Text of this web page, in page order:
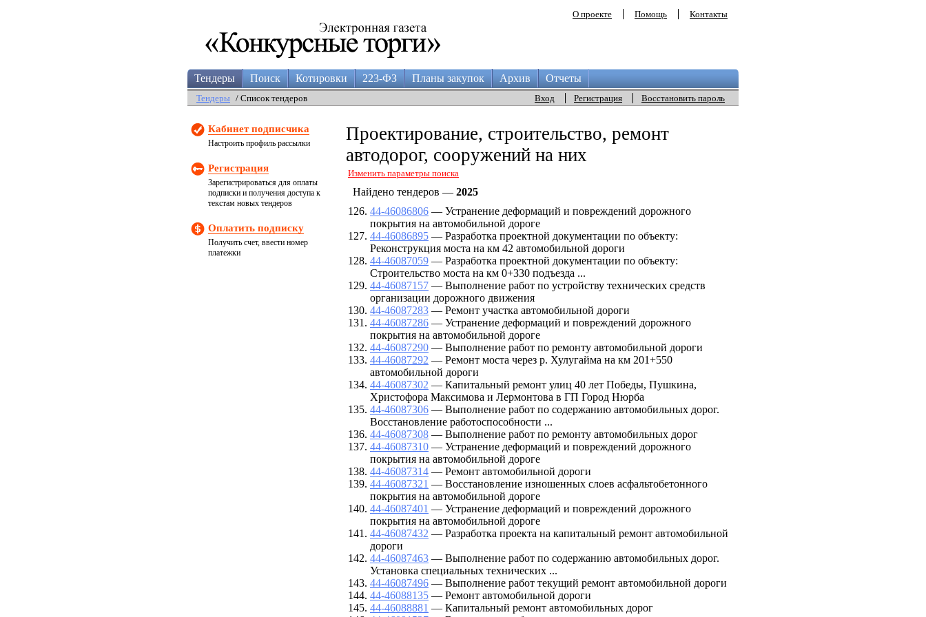
О проекте Помощь Контакты
Тендеры Поиск Котировки 223-ФЗ Планы закупок Архив Отчеты
Вход Регистрация Восстановить пароль
Тендеры / Список тендеров
Кабинет подписчика
Настроить профиль рассылки
Регистрация
Зарегистрироваться для оплаты
подписки и получения доступа к
текстам новых тендеров
Оплатить подписку
Получить счет, ввести номер
платежки
Проектирование, строительство, ремонт
автодорог, сооружений на них
Изменить параметры поиска
Найдено тендеров — 2025
44-46086806 — Устранение деформаций и повреждений дорожного
покрытия на автомобильной дороге
44-46086895 — Разработка проектной документации по объекту:
Реконструкция моста на км 42 автомобильной дороги
44-46087059 — Разработка проектной документации по объекту:
Строительство моста на км 0+330 подъезда ...
44-46087157 — Выполнение работ по устройству технических средств
организации дорожного движения
44-46087283 — Ремонт участка автомобильной дороги
44-46087286 — Устранение деформаций и повреждений дорожного
покрытия на автомобильной дороге
44-46087290 — Выполнение работ по ремонту автомобильной дороги
44-46087292 — Ремонт моста через р. Хулугайма на км 201+550
автомобильной дороги
44-46087302 — Капитальный ремонт улиц 40 лет Победы, Пушкина,
Христофора Максимова и Лермонтова в ГП Город Нюрба
44-46087306 — Выполнение работ по содержанию автомобильных дорог.
Восстановление работоспособности ...
44-46087308 — Выполнение работ по ремонту автомобильных дорог
44-46087310 — Устранение деформаций и повреждений дорожного
покрытия на автомобильной дороге
44-46087314 — Ремонт автомобильной дороги
44-46087321 — Восстановление изношенных слоев асфальтобетонного
покрытия на автомобильной дороге
44-46087401 — Устранение деформаций и повреждений дорожного
покрытия на автомобильной дороге
44-46087432 — Разработка проекта на капитальный ремонт автомобильной
дороги
44-46087463 — Выполнение работ по содержанию автомобильных дорог.
Установка специальных технических ...
44-46087496 — Выполнение работ текущий ремонт автомобильной дороги
44-46088135 — Ремонт автомобильной дороги
44-46088881 — Капитальный ремонт автомобильных дорог